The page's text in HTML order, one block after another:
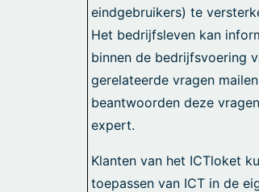
eindgebruikers) te
Het bedrijfsleven kan
binnen de bedrijfsvoering
gerelateerde vragen
beantwoorden deze
expert.
Klanten van het ICTloket
toepassen van ICT in de